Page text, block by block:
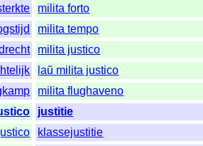
milita forto
milita tempo
milita justico
laŭ milita justico
milita flughaveno
justitie
klassejustitie